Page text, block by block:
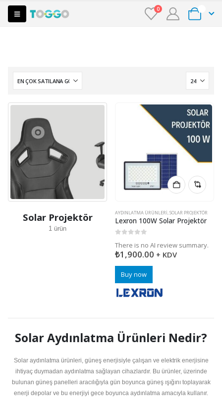
0
Solar Projektör
1 ürün
AYDINLATMA ÜRÜNLERI,SOLAR PROJEKTÖR
Lexron 100W Solar Projektör
There is no AI review summary.
₺1,900.00 + KDV
Buy now
Solar Aydınlatma Ürünleri Nedir?
Solar aydınlatma ürünleri, güneş enerjisiyle çalışan ve elektrik enerjisine
ihtiyaç duymadan aydınlatma sağlayan cihazlardır. Bu ürünler, üzerinde
bulunan güneş panelleri aracılığıyla gün boyunca güneş ışığını toplayarak
enerji depolar ve bu enerjiyi gece boyunca aydınlatma amacıyla kullanır.